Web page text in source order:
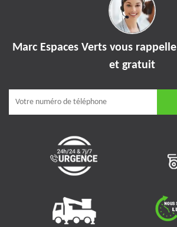
Marc Espaces Verts vous rappelle
et gratuit